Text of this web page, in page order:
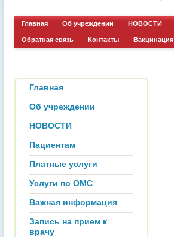
Главная Об учреждении НОВОСТИ
Обратная связь Контакты Вакцинация
Главная
Об учреждении
НОВОСТИ
Пациентам
Платные услуги
Услуги по ОМС
Важная информация
Запись на прием к
врачу